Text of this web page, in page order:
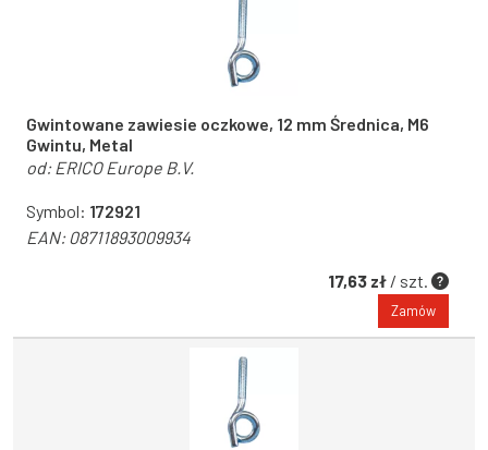
Gwintowane zawiesie oczkowe, 12 mm Średnica, M6
Gwintu, Metal
od: ERICO Europe B.V.
Symbol: 172921
EAN:08711893009934
17,63 zł / szt.
Zamów